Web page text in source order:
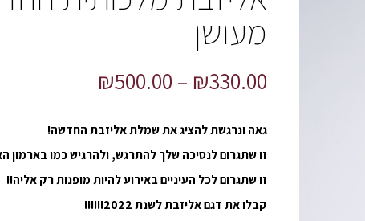
מעושן
₪330.00
–
₪500.00
גאה ונרגשת להציג את שמלת אליזבת החדשה!
זו שתגרום לנסיכה שלך להתרגש, ולהרגיש כמו בארמון
זו שתגרום לכל העיניים באירוע להיות מופנות רק אליה!!
קבלו את דגם אליזבת לשנת 2022!!!!!!